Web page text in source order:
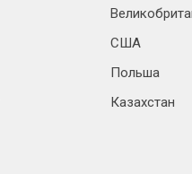
США
Польша
Казахстан